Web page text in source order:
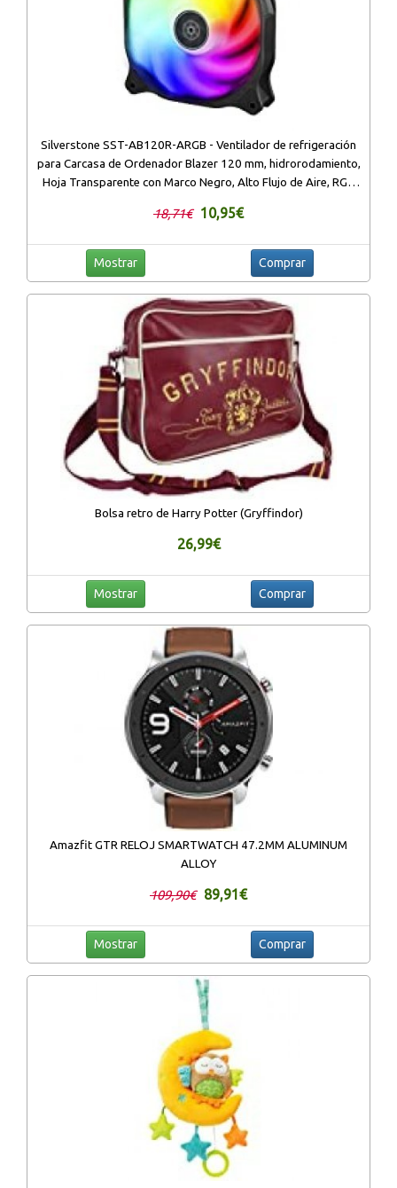
Silverstone SST-AB120R-ARGB - Ventilador de refrigeración
para Carcasa de Ordenador Blazer 120 mm, hidrorodamiento,
Hoja Transparente con Marco Negro, Alto Flujo de Aire, RGB
18,71€ 10,95€
Mostrar Comprar
Bolsa retro de Harry Potter (Gryffindor)
26,99€
Mostrar Comprar
Amazfit GTR RELOJ SMARTWATCH 47.2MM ALUMINUM
ALLOY
109,90€ 89,91€
Mostrar Comprar